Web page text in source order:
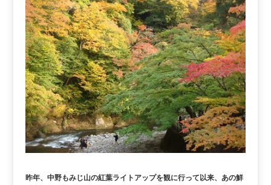
昨年、中野もみじ山の紅葉ライトアップを観に行って以来、あの鮮